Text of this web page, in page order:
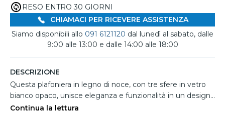
RESO ENTRO 30 GIORNI
CHIAMACI PER RICEVERE ASSISTENZA
Siamo disponibili allo 091 6121120 dal lunedì al sabato, dalle
9:00 alle 13:00 e dalle 14:00 alle 18:00
DESCRIZIONE
Questa plafoniera in legno di noce, con tre sfere in vetro
bianco opaco, unisce eleganza e funzionalità in un design
essenziale. Ideale per ambienti come cucina, soggiorno o
Continua la lettura